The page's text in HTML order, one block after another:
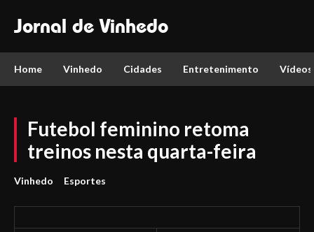
Jornal de Vinhedo
Home Vinhedo Cidades Entretenimento Vídeos
Futebol feminino retoma
treinos nesta quarta-feira
Vinhedo Esportes